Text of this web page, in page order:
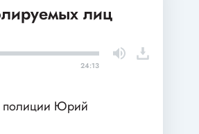
лиц
24:13
полиции Юрий